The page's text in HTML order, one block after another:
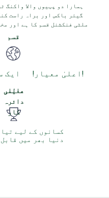
قسم
ہمارا دو پہیوں والا واکنگ
گیئر باکس اور براہ راست
ملٹی فنکشنل قسم کا ہے اور
عالمی
دائرہ
کار
کسانوں کے لیے
دنیا بھر میں
اعلیٰ معیار! ایک سال کی وارنٹی!
معیار